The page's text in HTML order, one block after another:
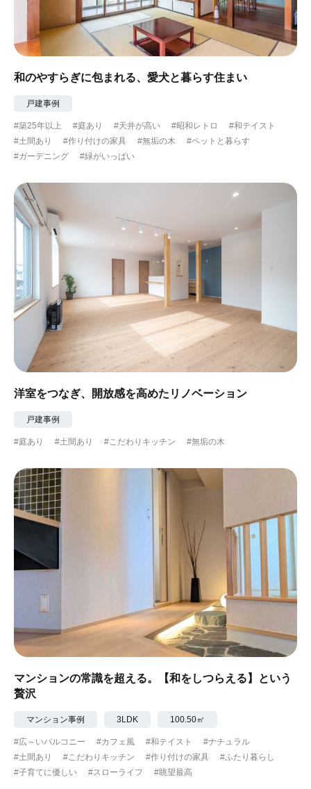
和のやすらぎに包まれる、愛犬と暮らす住まい
戸建事例
#築25年以上 #庭あり #天井が高い #昭和レトロ
#和テイスト
#土間あり
#作り付けの家具 #無垢の木
#ペットと暮らす
#ガーデニング
#緑がいっぱい
洋室をつなぎ、開放感を高めたリノベーション
戸建事例
#庭あり #土間あり #こだわりキッチン #無垢の木
マンションの常識を超える。【和をしつらえる】という
贅沢
マンション事例 3LDK 100.50㎡
#広～いバルコニー #カフェ風 #和テイスト
#ナチュラル
#土間あり
#こだわりキッチン #作り付けの家具
#ふたり暮らし
#子育てに優しい
#スローライフ #眺望最高